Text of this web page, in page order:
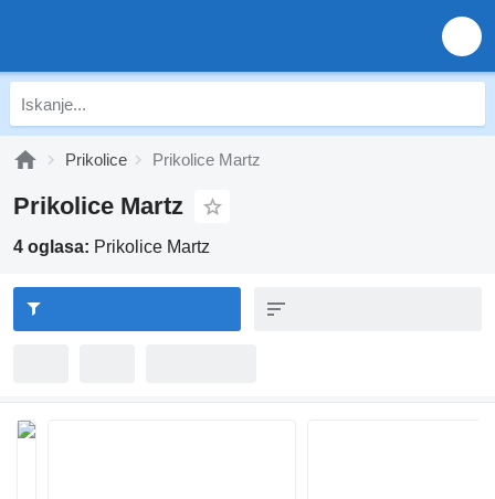
Prikolice Prikolice Martz
Prikolice Martz
4 oglasa: Prikolice Martz